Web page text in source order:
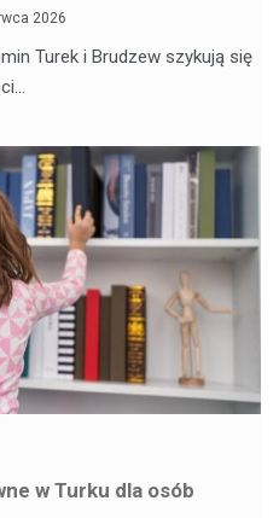
2026
Turek i Brudzew szykują się
w Turku dla osób